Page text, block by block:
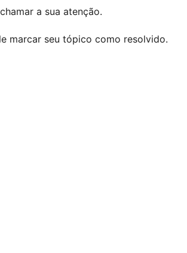
a sua atenção.
marcar seu tópico como resolvido.